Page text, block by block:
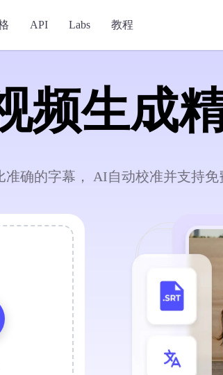
API Labs 教程
频生成
准确的字幕， AI自动校准并支持